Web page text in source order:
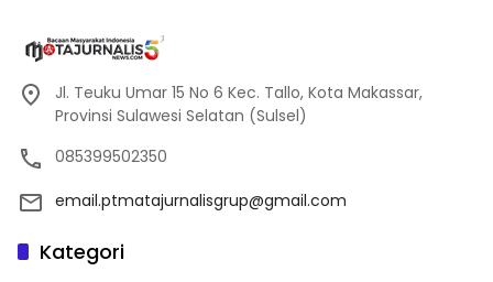
Jl. Teuku Umar 15 No 6 Kec. Tallo, Kota Makassar,
Provinsi Sulawesi Selatan (Sulsel)
085399502350
email.ptmatajurnalisgrup@gmail.com
Kategori